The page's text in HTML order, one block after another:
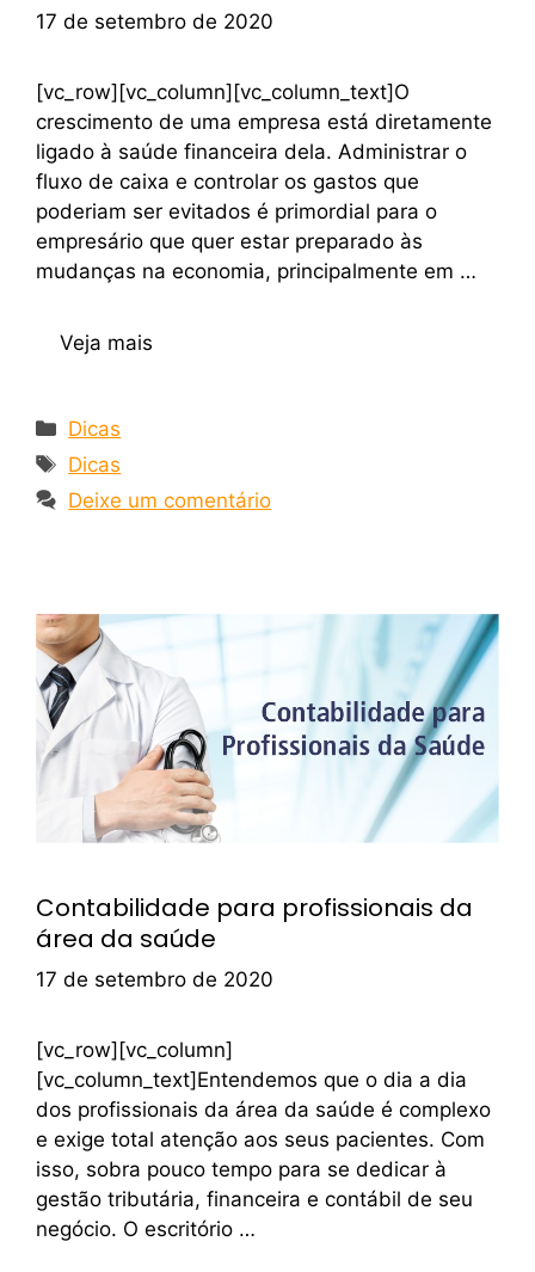
17 de setembro de 2020
[vc_row][vc_column][vc_column_text]O
crescimento de uma empresa está diretamente
ligado à saúde financeira dela. Administrar o
fluxo de caixa e controlar os gastos que
poderiam ser evitados é primordial para o
empresário que quer estar preparado às
mudanças na economia, principalmente em …
Veja mais
Dicas
Dicas
Deixe um comentário
Contabilidade para profissionais da
área da saúde
17 de setembro de 2020
[vc_row][vc_column]
[vc_column_text]Entendemos que o dia a dia
dos profissionais da área da saúde é complexo
e exige total atenção aos seus pacientes. Com
isso, sobra pouco tempo para se dedicar à
gestão tributária, financeira e contábil de seu
negócio. O escritório …